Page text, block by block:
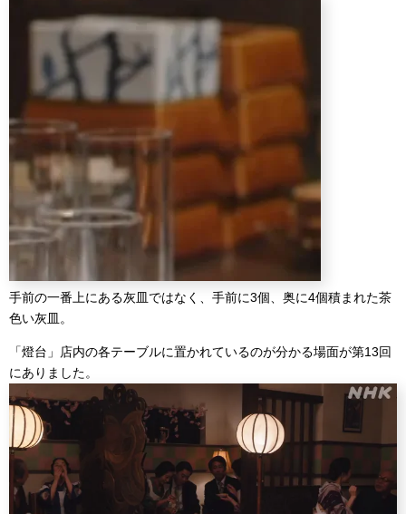
手前の一番上にある灰皿ではなく、手前に3個、奥に4個積まれた茶
色い灰皿。
「燈台」店内の各テーブルに置かれているのが分かる場面が第13回
にありました。